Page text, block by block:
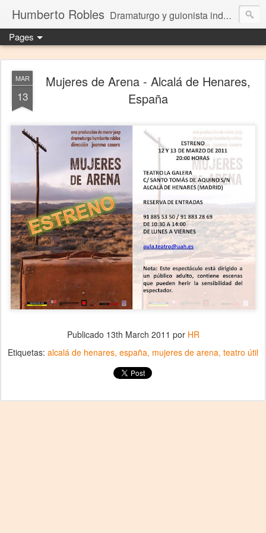
Humberto Robles Dramaturgo y guionista independiente
Pages
MAR
13
Mujeres de Arena - Alcalá de Henares,
España
Publicado 13th March 2011 por HR
Etiquetas: alcalá de henares españa mujeres de arena teatro útil